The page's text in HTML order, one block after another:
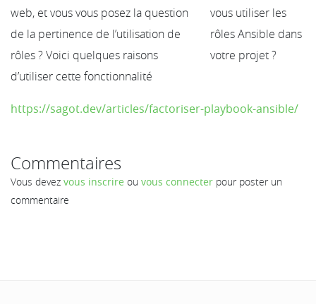
web, et vous vous posez la question
de la pertinence de l’utilisation de
rôles ? Voici quelques raisons
d’utiliser cette fonctionnalité
https://sagot.dev/articles/factoriser-playbook-ansible/
Commentaires
Vous devez vous inscrire ou vous connecter pour poster un
commentaire